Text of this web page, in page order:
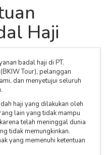
Haji
badal haji di PT.
Tour), pelanggan
dan menyetujui seluruh
haji yang dilakukan oleh
lain yang tidak mampu
telah meninggal dunia
tidak memungkinkan.
yang memenuhi ketentuan